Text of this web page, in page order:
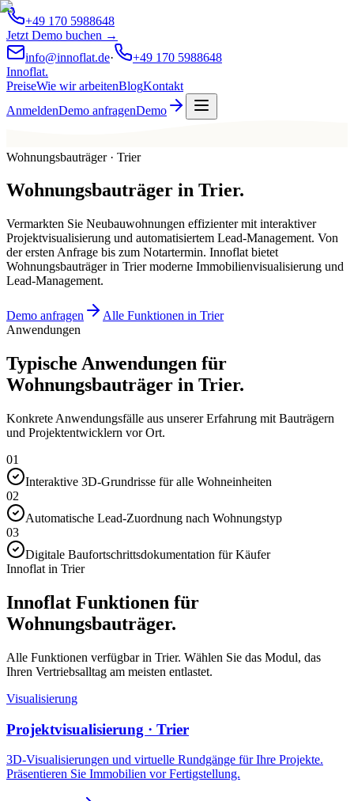
+49 170 5988648
Jetzt Demo buchen →
info@innoflat.de·
+49 170 5988648
Innoflat.
PreiseWie wir arbeitenBlogKontakt
AnmeldenDemo anfragenDemo
Wohnungsbauträger · Trier
Wohnungsbauträger in Trier.
Vermarkten Sie Neubauwohnungen effizienter mit interaktiver
Projektvisualisierung und automatisiertem Lead-Management. Von
der ersten Anfrage bis zum Notartermin. Innoflat bietet
Wohnungsbauträger in Trier moderne Immobilienvisualisierung und
Lead-Management.
Demo anfragen
Alle Funktionen in Trier
Anwendungen
Typische Anwendungen für
Wohnungsbauträger in Trier.
Konkrete Anwendungsfälle aus unserer Erfahrung mit Bauträgern
und Projektentwicklern vor Ort.
01
Interaktive 3D-Grundrisse für alle Wohneinheiten
02
Automatische Lead-Zuordnung nach Wohnungstyp
03
Digitale Baufortschrittsdokumentation für Käufer
Innoflat in Trier
Innoflat Funktionen für
Wohnungsbauträger.
Alle Funktionen verfügbar in Trier. Wählen Sie das Modul, das
Ihren Vertriebsalltag am meisten entlastet.
Visualisierung
Projektvisualisierung · Trier
3D-Visualisierungen und virtuelle Rundgänge für Ihre Projekte.
Präsentieren Sie Immobilien vor Fertigstellung.